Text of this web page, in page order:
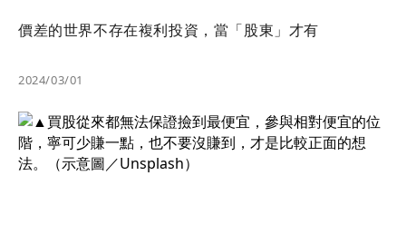
價差的世界不存在複利投資，當「股東」才有
2024/03/01